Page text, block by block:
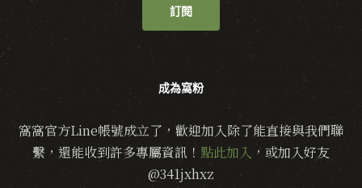
訂閱
成為窩粉
窩窩官方Line帳號成立了，歡迎加入除了能直接與我們聯
繫，還能收到許多專屬資訊！ 點此加入 ，或加入好友
@341jxhxz